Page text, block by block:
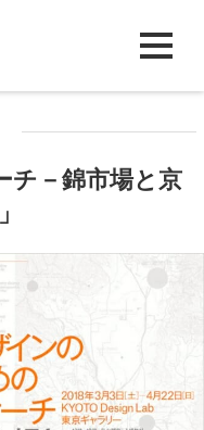
チ－錦市場と京